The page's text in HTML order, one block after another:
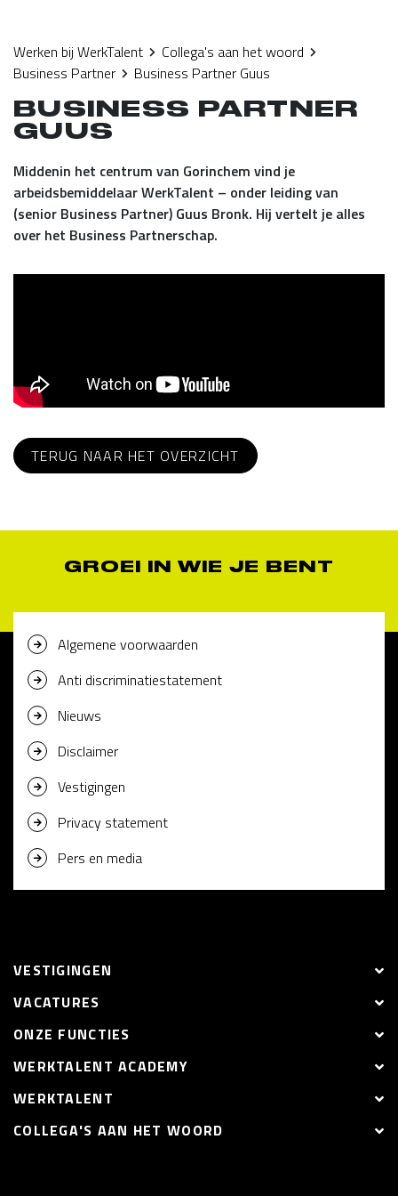
Werken bij WerkTalent
Collega's aan het woord
Business Partner
Business Partner Guus
BUSINESS PARTNER
GUUS
Middenin het centrum van Gorinchem vind je
arbeidsbemiddelaar WerkTalent – onder leiding van
(senior Business Partner) Guus Bronk. Hij vertelt je alles
over het Business Partnerschap.
TERUG NAAR HET OVERZICHT
GROEI IN WIE JE BENT
Algemene voorwaarden
Anti discriminatiestatement
Nieuws
Disclaimer
Vestigingen
Privacy statement
Pers en media
VESTIGINGEN
VACATURES
ONZE FUNCTIES
WERKTALENT ACADEMY
WERKTALENT
COLLEGA'S AAN HET WOORD